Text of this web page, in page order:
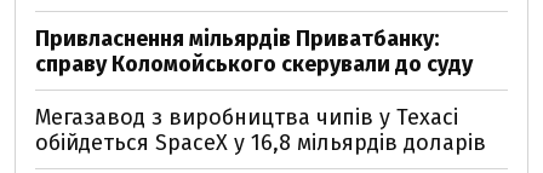
Привласнення мільярдів Приватбанку:
справу Коломойського скерували до суду
Мегазавод з виробництва чипів у Техасі
обійдеться SpaceX у 16,8 мільярдів доларів